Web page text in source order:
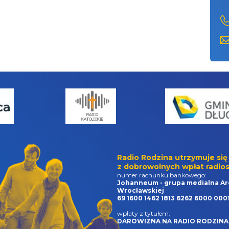
Radio Rodzina utrzymuje się
z dobrowolnych wpłat
numer rachunku bankowego:
Johanneum - grupa medialna
Wrocławskiej
69 1600 1462 1813 6262 6000
wpłaty z tytułem:
DAROWIZNA NA RADIO RODZINA